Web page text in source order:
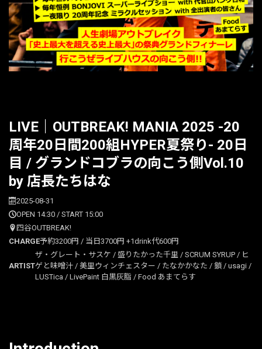
LIVE｜OUTBREAK! MANIA 2025 -20
周年20日間200組HYPER夏祭り- 20日
目 / グランドコブラの向こう側Vol.10
by 店長たちはな
2025-08-31
OPEN 14:30 / START 15:00
四谷OUTBREAK!
CHARGE予約3200円 / 当日3700円 +1drink代600円
ARTIST
ザ・グレート・サスケ / 盛りたかった千里 / SCRUM SYRUP / ヒ
ゲと味噌汁 / 美里ウィンチェスター / たなかかなた / 鎖 / usagi /
LUSTica / LivePaint 白黒灰脂 / Food あまてらす